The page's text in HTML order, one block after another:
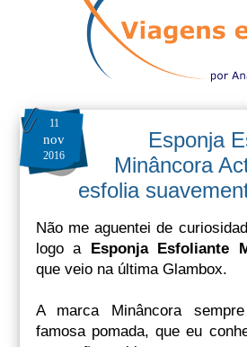
11
nov
2016
Esponja
Minâncora
esfolia
Não me aguentei de
logo a Esponja Esfoliante
que veio na última Glambox.
A marca Minâncora
famosa pomada, que eu